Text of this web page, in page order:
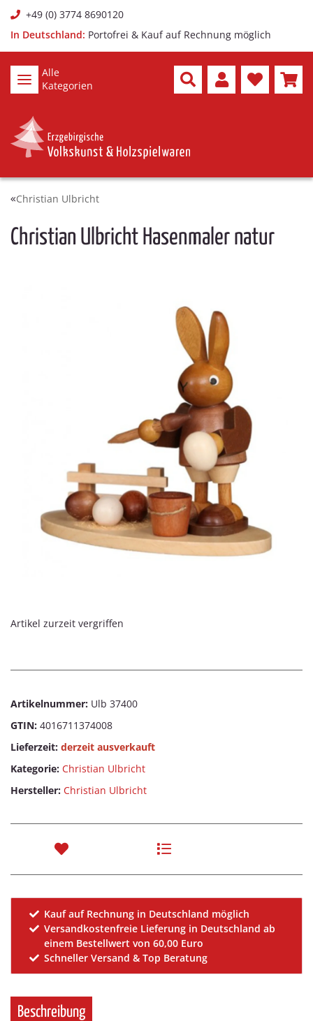
+49 (0) 3774 8690120
In Deutschland: Portofrei & Kauf auf Rechnung möglich
Alle
Kategorien
Christian Ulbricht
Christian Ulbricht Hasenmaler natur
Artikel zurzeit vergriffen
Artikelnummer: Ulb 37400
GTIN: 4016711374008
Lieferzeit: derzeit ausverkauft
Kategorie: Christian Ulbricht
Hersteller: Christian Ulbricht
Kauf auf Rechnung in Deutschland möglich
Versandkostenfreie Lieferung in Deutschland ab
einem Bestellwert von 60,00 Euro
Schneller Versand & Top Beratung
Beschreibung